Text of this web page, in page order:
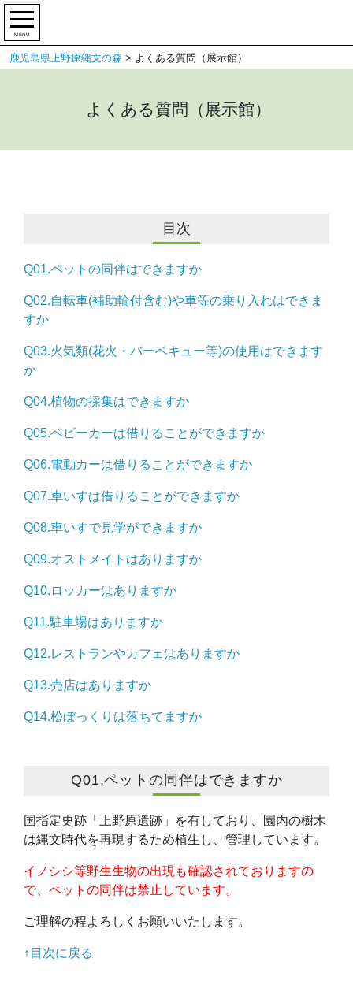
MENU
鹿児島県上野原縄文の森 > よくある質問（展示館）
よくある質問（展示館）
目次
Q01.ペットの同伴はできますか
Q02.自転車(補助輪付含む)や車等の乗り入れはできま
すか
Q03.火気類(花火・バーベキュー等)の使用はできます
か
Q04.植物の採集はできますか
Q05.ベビーカーは借りることができますか
Q06.電動カーは借りることができますか
Q07.車いすは借りることができますか
Q08.車いすで見学ができますか
Q09.オストメイトはありますか
Q10.ロッカーはありますか
Q11.駐車場はありますか
Q12.レストランやカフェはありますか
Q13.売店はありますか
Q14.松ぼっくりは落ちてますか
Q01.ペットの同伴はできますか
国指定史跡「上野原遺跡」を有しており、園内の樹木
は縄文時代を再現するため植生し、管理しています。
イノシシ等野生生物の出現も確認されておりますの
で、ペットの同伴は禁止しています。
ご理解の程よろしくお願いいたします。
↑目次に戻る